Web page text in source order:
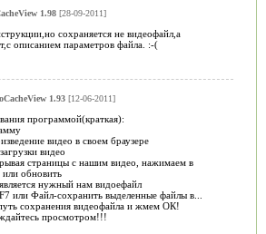
1.98[28-09-2011]
сохраняется не видеофайл,а
описанием параметров файла. :-(
1.93[12-06-2011]
программой(краткая):
видео в своем браузере
видео
страницы с нашим видео, нажимаем в
обновить
нужный нам видоефайл
или Файл-сохранить выделенные файлы в...
сохранения видеофайла и жмем ОК!
просмотром!!!